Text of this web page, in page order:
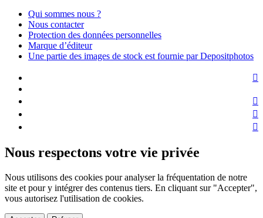
Qui sommes nous ?
Nous contacter
Protection des données personnelles
Marque d’éditeur
Une partie des images de stock est fournie par Depositphotos
Nous respectons votre vie privée
Nous utilisons des cookies pour analyser la fréquentation de notre
site et pour y intégrer des contenus tiers. En cliquant sur "Accepter",
vous autorisez l'utilisation de cookies.